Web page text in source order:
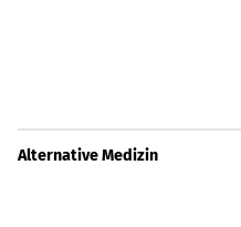
Alternative Medizin